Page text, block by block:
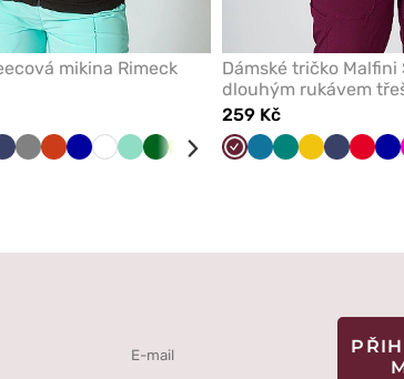
mikina Rimeck
Námořnická
ŠedáOranžová
Tmavě
Bílá MátováTmavěLimetková
Grafitová
Zelená
Dámské tričko Malfini
dlouhým rukávem
259 Kč
TřešňováKaraibsky
ZelenáŽlutá